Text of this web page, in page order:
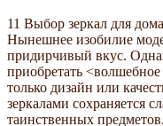
11 Выбор зеркал для
Нынешнее изобилие
придирчивый вкус.
приобретать
только дизайн или
зеркалами сохраняется
таинственных